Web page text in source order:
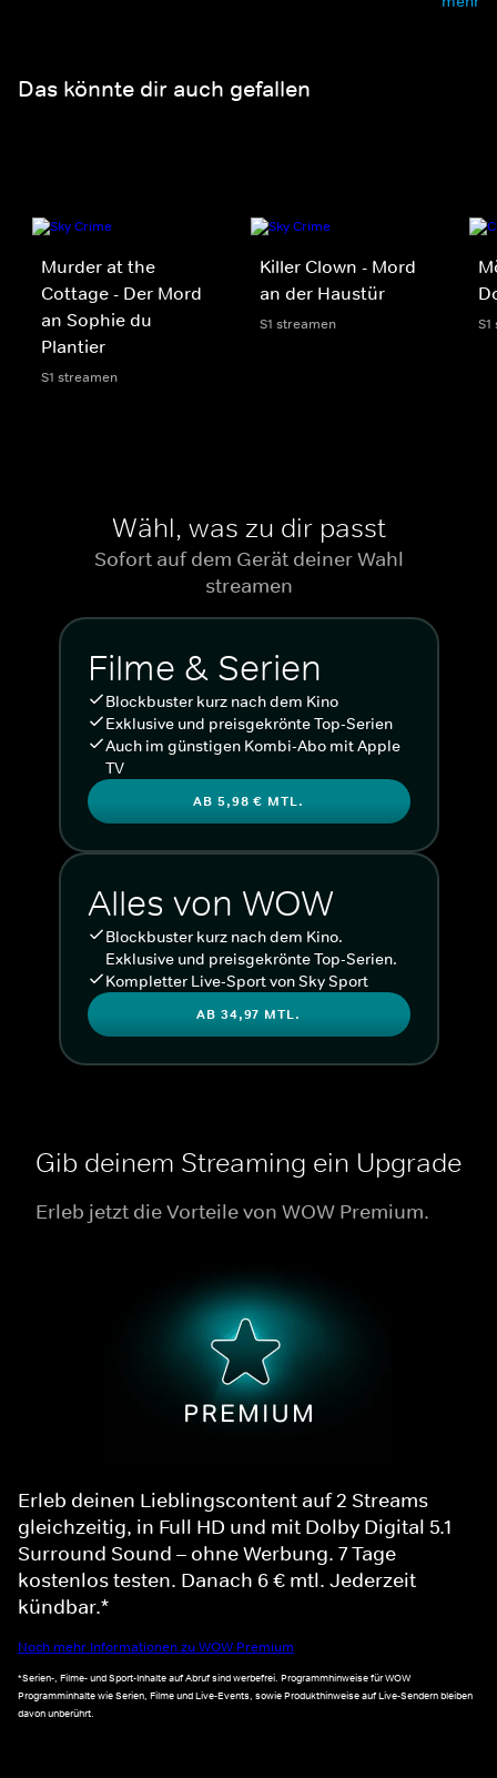
Das könnte dir auch gefallen
Murder at the
Cottage - Der Mord
an Sophie du
Plantier
S1 streamen
Killer Clown - Mord
an der Haustür
S1 streamen
Wähl, was zu dir passt
Sofort auf dem Gerät deiner Wahl
streamen
Filme & Serien
Blockbuster kurz nach dem Kino
Exklusive und preisgekrönte Top-Serien
Auch im günstigen Kombi-Abo mit Apple
TV
AB 5,98 € MTL.
Alles von WOW
Blockbuster kurz nach dem Kino.
Exklusive und preisgekrönte Top-Serien.
Kompletter Live-Sport von Sky Sport
AB 34,97 MTL.
Gib deinem Streaming ein Upgrade
Erleb jetzt die Vorteile von WOW Premium.
Erleb deinen Lieblingscontent auf 2 Streams
gleichzeitig, in Full HD und mit Dolby Digital 5.1
Surround Sound – ohne Werbung. 7 Tage
kostenlos testen. Danach 6 € mtl. Jederzeit
kündbar.*
Noch mehr Informationen zu WOW Premium
*Serien-, Filme- und Sport-Inhalte auf Abruf sind werbefrei. Programmhinweise für WOW
Programminhalte wie Serien, Filme und Live-Events, sowie Produkthinweise auf Live-Sendern bleiben
davon unberührt.